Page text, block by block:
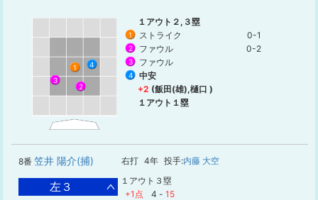
1
2
3
4
１アウト２,３塁
1 ストライク 0-1
2 ファウル 0-2
3 ファウル
4
中安
+2 (飯田(雄),樋口 )
１アウト１塁
8番 笠井 陽介(捕) 右打 4年 投手:内藤 大空
左３
１アウト３塁
+1点
4 - 15